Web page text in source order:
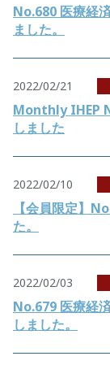
No.680 医療経
ました。
2022/02/21
Monthly IHEP
しました
2022/02/10
【会員限定】
た。
2022/02/03
No.679 医療経
しました。